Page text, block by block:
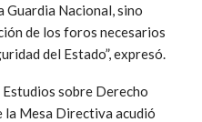
Guardia Nacional, sino
de los foros necesarios
del Estado”, expresó.
sobre Derecho
la Mesa Directiva acudió